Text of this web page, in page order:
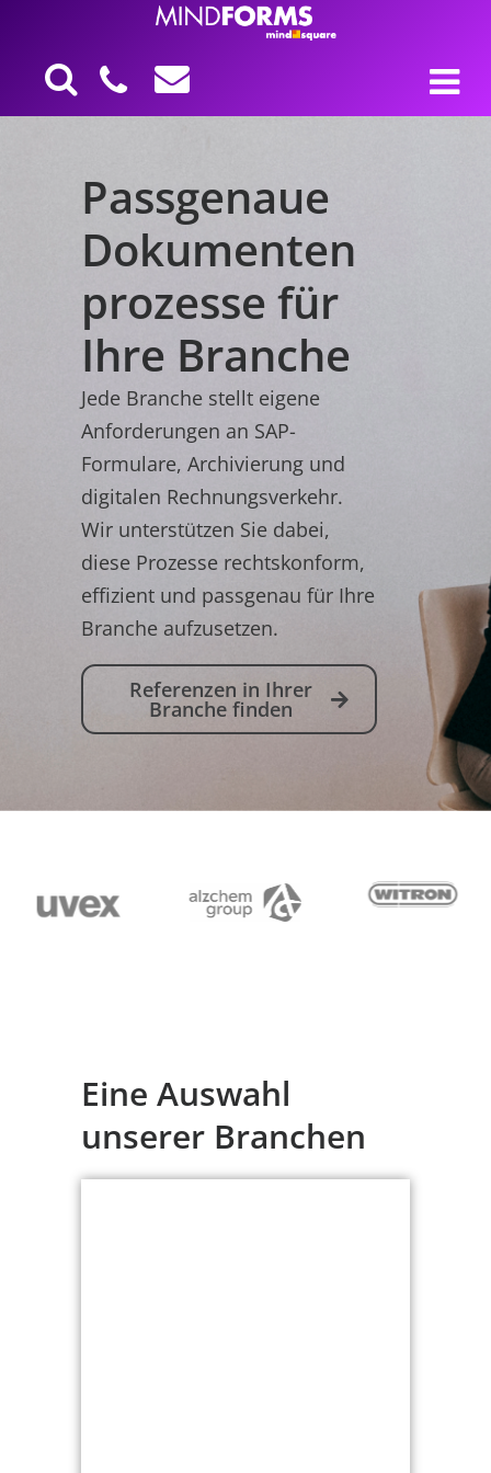
Passgenaue
Dokumenten
prozesse für
Ihre Branche
Jede Branche stellt eigene
Anforderungen an SAP-
Formulare, Archivierung und
digitalen Rechnungsverkehr.
Wir unterstützen Sie dabei,
diese Prozesse rechtskonform,
effizient und passgenau für Ihre
Branche aufzusetzen.
Referenzen in Ihrer
Branche finden
Eine Auswahl
unserer Branchen